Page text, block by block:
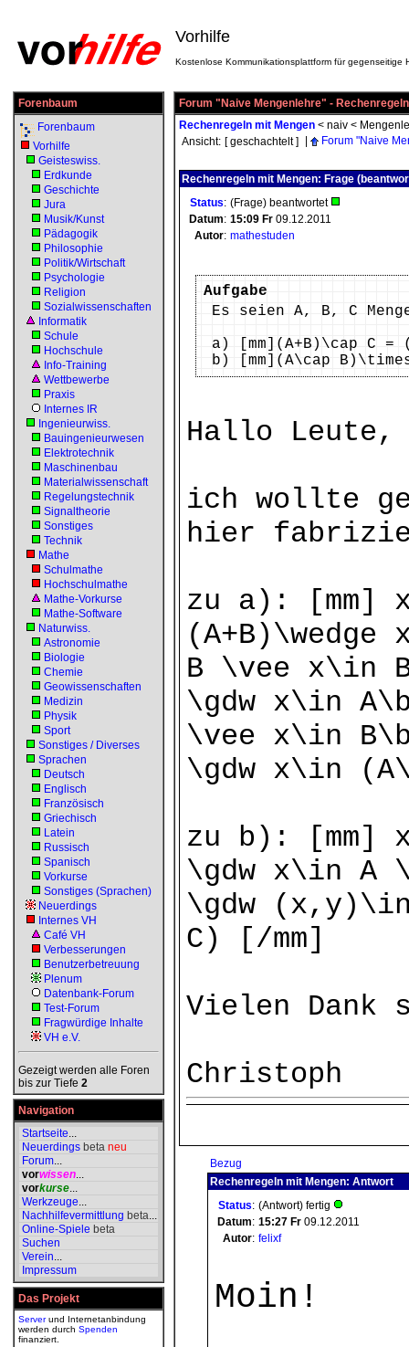
Vorhilfe
Kostenlose Kommunikationsplattform für gegenseitige
Forenbaum
Forenbaum
Vorhilfe
Geisteswiss.
Erdkunde
Geschichte
Jura
Musik/Kunst
Pädagogik
Philosophie
Politik/Wirtschaft
Psychologie
Religion
Sozialwissenschaften
Informatik
Schule
Hochschule
Info-Training
Wettbewerbe
Praxis
Internes IR
Ingenieurwiss.
Bauingenieurwesen
Elektrotechnik
Maschinenbau
Materialwissenschaft
Regelungstechnik
Signaltheorie
Sonstiges
Technik
Mathe
Schulmathe
Hochschulmathe
Mathe-Vorkurse
Mathe-Software
Naturwiss.
Astronomie
Biologie
Chemie
Geowissenschaften
Medizin
Physik
Sport
Sonstiges / Diverses
Sprachen
Deutsch
Englisch
Französisch
Griechisch
Latein
Russisch
Spanisch
Vorkurse
Sonstiges (Sprachen)
Neuerdings
Internes VH
Café VH
Verbesserungen
Benutzerbetreuung
Plenum
Datenbank-Forum
Test-Forum
Fragwürdige Inhalte
VH e.V.
Gezeigt werden alle Foren
bis zur Tiefe 2
Navigation
Startseite...
Neuerdings beta neu
Forum...
vorwissen...
vorkurse...
Werkzeuge...
Nachhilfevermittlung beta...
Online-Spiele beta
Suchen
Verein...
Impressum
Das Projekt
Serverund Internetanbindung
werden durch Spenden
finanziert.
Forum "Naive Mengenlehre" -
Rechenregeln mit Mengen < naiv <
Ansicht: [ geschachtelt ] Forum "Naive
Rechenregeln mit Mengen: Frage
Status: (Frage) beantwortet
Datum: 15:09 Fr 09.12.2011
Autor: mathestuden
Aufgabe
Es seien A, B, C
a) [mm](A+B)\cap C =
b) [mm](A\cap
Hallo Leute,
ich wollte
hier
zu a): [mm]
B \vee x\in
\gdw x\in
\vee x\in
\gdw x\in
zu b): [mm]
\gdw x\in A
\gdw
C) [/mm]
Vielen Dank
Christoph
Bezug
Rechenregeln mit Mengen: Antwort
Status: (Antwort) fertig
Datum: 15:27 Fr 09.12.2011
Autor: felixf
Moin!